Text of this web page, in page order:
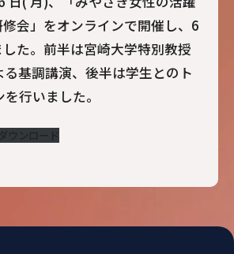
会」をオンラインで開催し、6
た。前半は宮崎大学特別教授
基調講演、後半は学生とのト
行いました。
ダウンロード